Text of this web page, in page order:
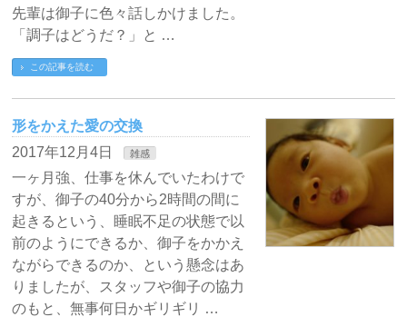
先輩は御子に色々話しかけました。
「調子はどうだ？」と …
この記事を読む
形をかえた愛の交換
2017年12月4日
雑感
一ヶ月強、仕事を休んでいたわけで
すが、御子の40分から2時間の間に
起きるという、睡眠不足の状態で以
前のようにできるか、御子をかかえ
ながらできるのか、という懸念はあ
りましたが、スタッフや御子の協力
のもと、無事何日かギリギリ …